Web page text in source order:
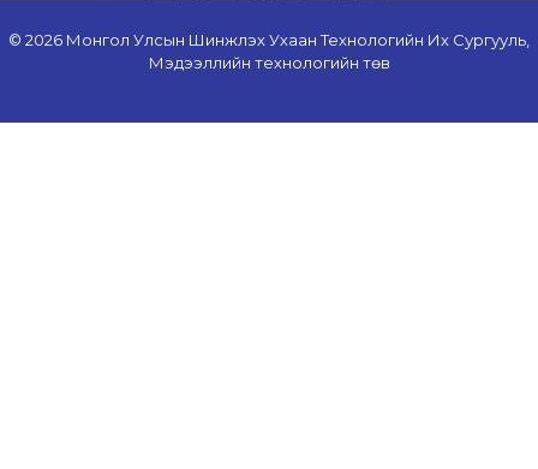
© 2026 Монгол Улсын Шинжлэх Ухаан Технологийн Их Сургууль,
Мэдээллийн технологийн төв